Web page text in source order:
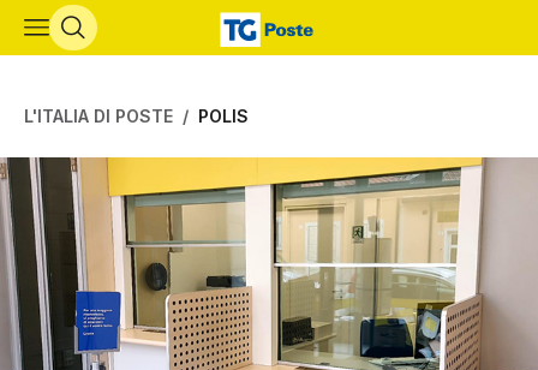
Vai al contenuto principale
L'ITALIA DI POSTE POLIS